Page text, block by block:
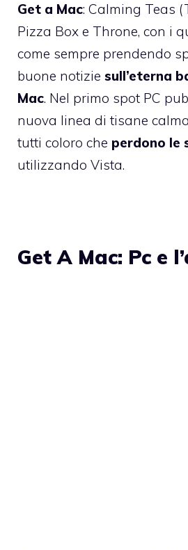
Get a Mac: Calming Teas
Pizza Box e Throne, con i
come sempre prendendo
buone notizie sull’eterna
Mac. Nel primo spot PC
nuova linea di tisane
tutti coloro che perdono le
utilizzando Vista.
Get A Mac: Pc e